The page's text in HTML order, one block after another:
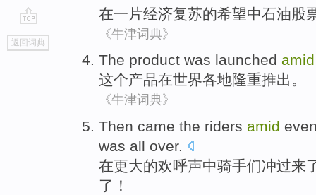
go
top
返回词典
在一片经济复苏的希望中石油 股
《牛津词典》
The product was launched amid
这个产品在世界各地隆重推出 。
《牛津词典》
Then came the riders amid
was all over.
在更大的欢呼声中骑手们冲过来
了！